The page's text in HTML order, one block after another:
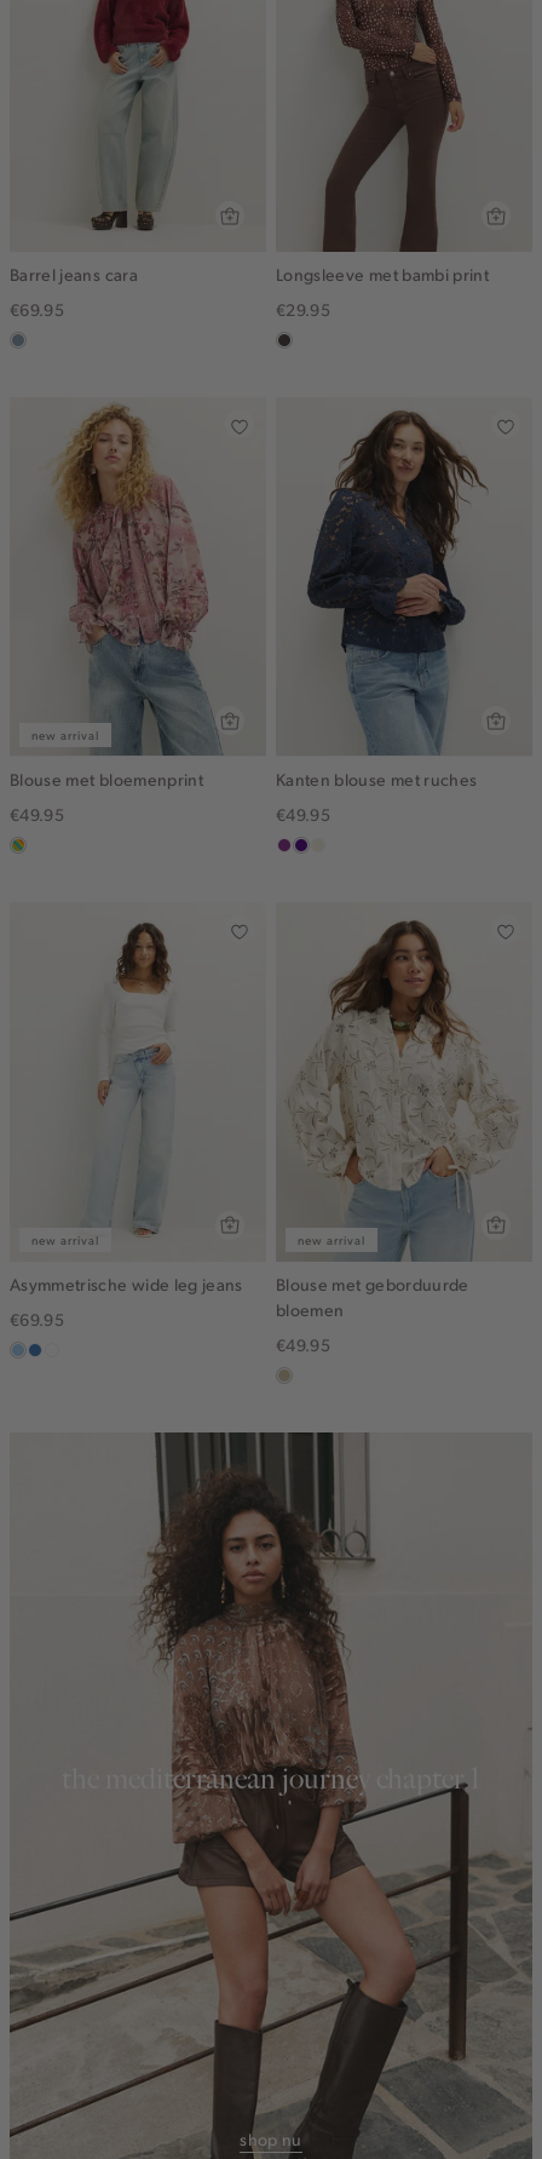
Barrel jeans cara
€69.95
dusty
Longsleeve met bambi print
€29.95
choco
new arrival
Blouse met bloemenprint
€49.95
meerkleurig
Kanten blouse met ruches
€49.95
middenpaars
indigo
new arrival
Asymmetrische wide leg jeans
€69.95
blauw,blauw,
new arrival
Blouse met geborduurde
bloemen
€49.95
lichtzand
the mediterranean journey chapter 1
shop nu